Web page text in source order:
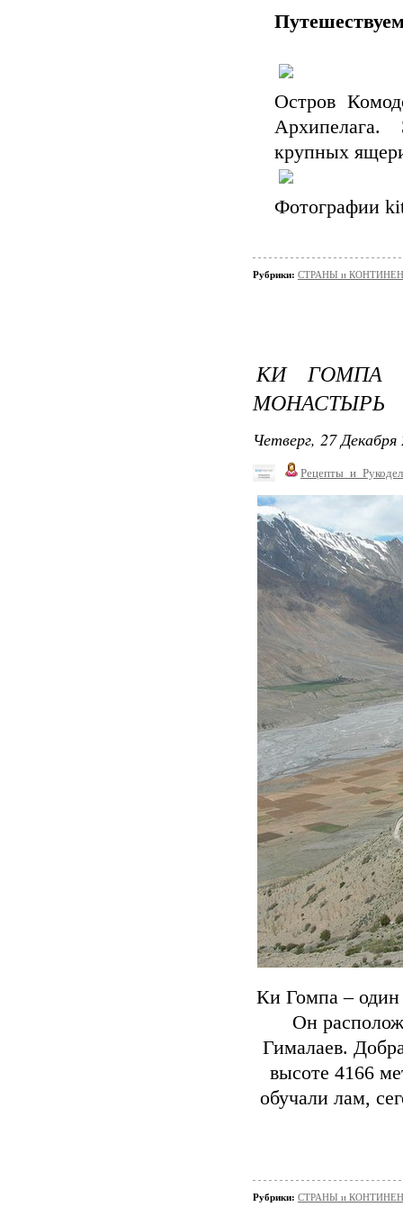
Остров
крупных
Фотографии
Рубрики: СТРАНЫ и
КИ ГОМПА
МОНАСТЫРЬ
Четверг, 27
Ки Гомпа – один
Он
Гималаев.
высоте 4166
обучали лам,
Рубрики: СТРАНЫ и